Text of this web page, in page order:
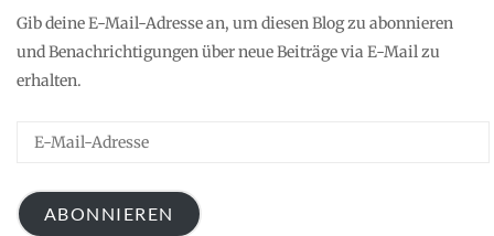
Gib deine E-Mail-Adresse an, um diesen Blog zu abonnieren
und Benachrichtigungen über neue Beiträge via E-Mail zu
erhalten.
Adresse
ABONNIEREN